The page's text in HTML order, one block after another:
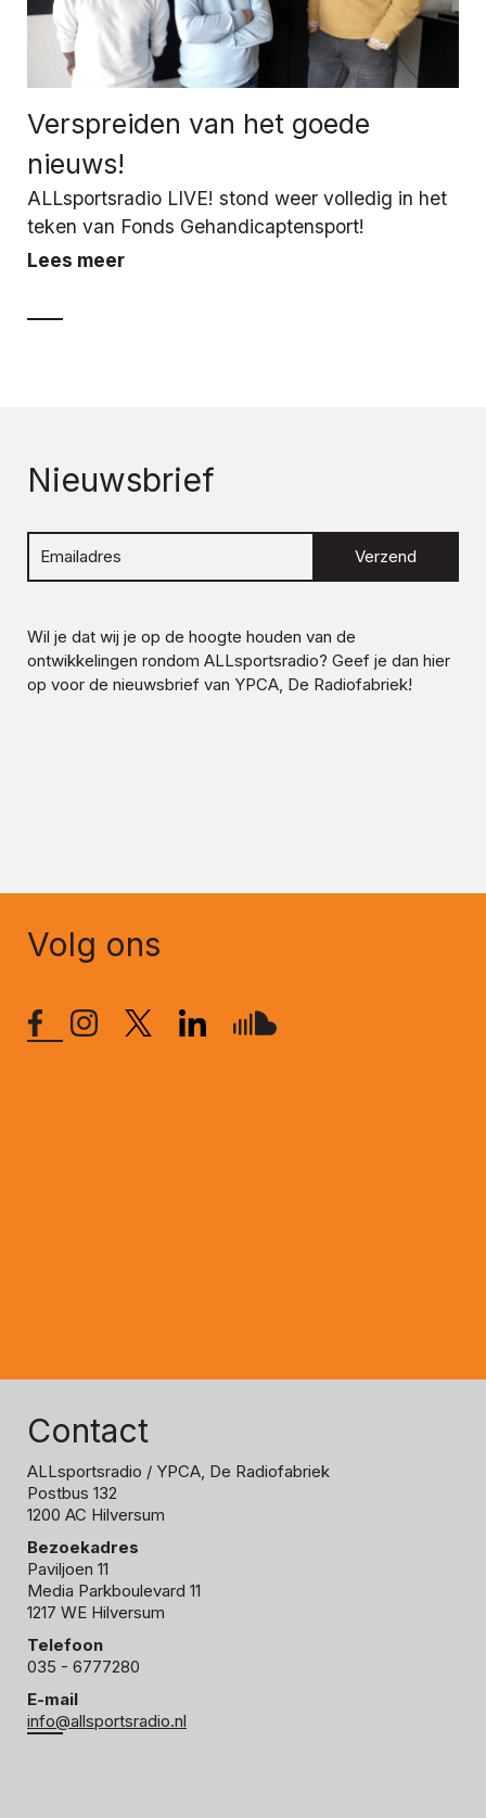
Verspreiden van het goede
nieuws!
ALLsportsradio LIVE! stond weer volledig in het
teken van Fonds Gehandicaptensport!
Lees meer
Nieuwsbrief
Verzend
Wil je dat wij je op de hoogte houden van de
ontwikkelingen rondom ALLsportsradio? Geef je dan hier
op voor de nieuwsbrief van YPCA, De Radiofabriek!
Volg ons
Contact
ALLsportsradio / YPCA, De Radiofabriek
Postbus 132
1200 AC Hilversum
Bezoekadres
Paviljoen 11
Media Parkboulevard 11
1217 WE Hilversum
Telefoon
035 - 6777280
E-mail
info@allsportsradio.nl